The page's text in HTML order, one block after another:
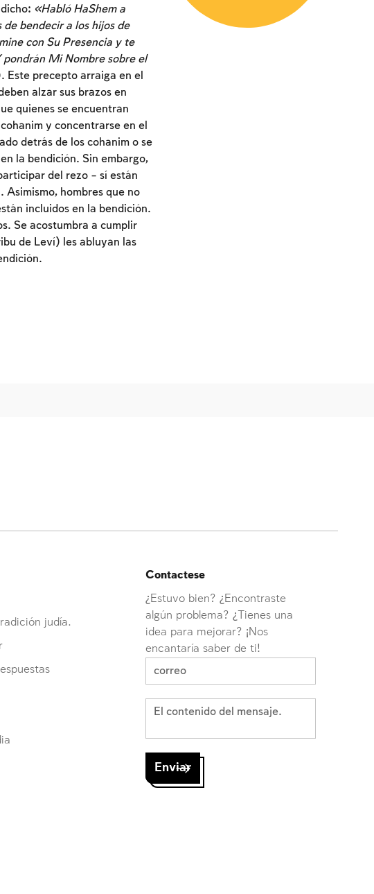
«Habló HaShem a
bendecir a los hijos de
con Su Presencia y te
Mi Nombre sobre el
precepto arraiga en el
alzar sus brazos en
quienes se encuentran
y concentrarse en el
detrás de los cohanim o se
la bendición. Sin embargo,
del rezo – sí están
hombres que no
incluidos en la bendición.
Se acostumbra a cumplir
de Leví) les abluyan las
Contactese
¿Estuvo bien? ¿Encontraste
algún problema? ¿Tienes una
idea para mejorar? ¡Nos
encantaría saber de ti!
judía.